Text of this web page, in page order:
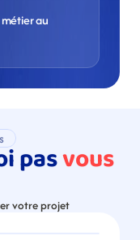
au
pas vous
votre projet